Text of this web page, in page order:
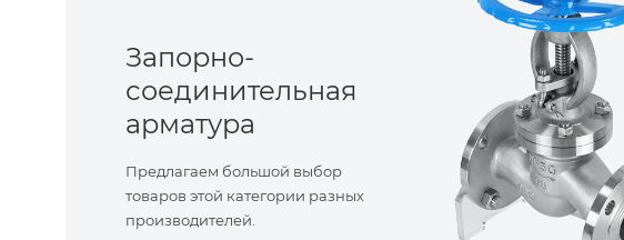
Запорно-
соединительная
арматура
Предлагаем большой выбор
товаров этой категории разных
производителей.